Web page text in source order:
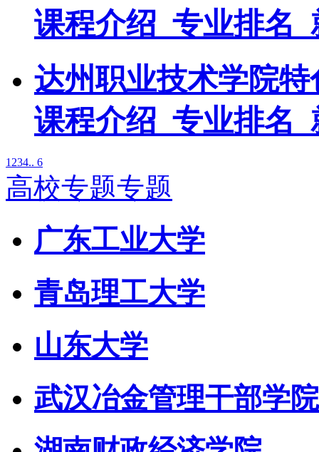
课程介绍_专业排名
达州职业技术学院
课程介绍_专业排名
1 234.. 6
高校专题专题
广东工业大学
青岛理工大学
山东大学
武汉冶金管理干部学院